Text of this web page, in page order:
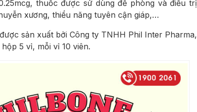
thuốc được sử dùng để phòng và điều trị
xương, thiểu năng tuyên cận giáp,…
sản xuất bởi Công ty TNHH Phil Inter Pharma,
5 vỉ, mỗi vỉ 10 viên.